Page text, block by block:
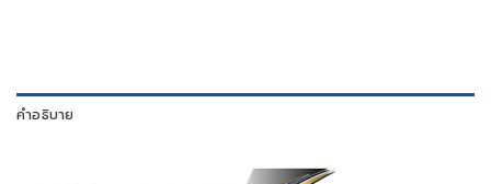
คำอธิบาย